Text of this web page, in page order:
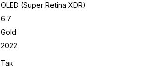
OLED (Super Retina XDR)
6.7
Gold
2022
Так